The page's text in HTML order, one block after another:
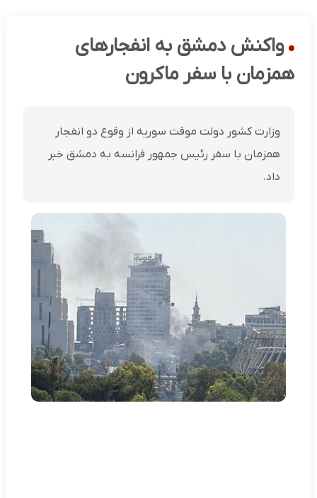
واکنش دمشق به انفجارهای
همزمان با سفر ماکرون
وزارت کشور دولت موقت سوریه از وقوع دو انفجار
همزمان با سفر رئیس جمهور فرانسه به دمشق خبر
داد.